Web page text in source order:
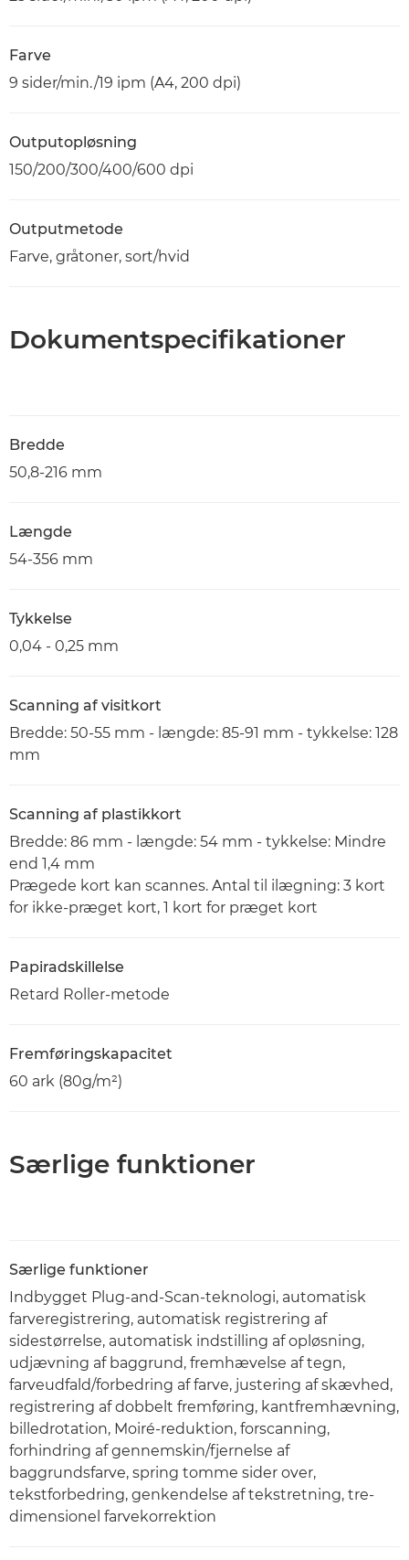
Farve
9 sider/min./19 ipm (A4, 200 dpi)
Outputopløsning
150/200/300/400/600 dpi
Outputmetode
Farve, gråtoner, sort/hvid
Dokumentspecifikationer
Bredde
50,8-216 mm
Længde
54-356 mm
Tykkelse
0,04 - 0,25 mm
Scanning af visitkort
Bredde: 50-55 mm - længde: 85-91 mm - tykkelse: 128
mm
Scanning af plastikkort
Bredde: 86 mm - længde: 54 mm - tykkelse: Mindre
end 1,4 mm​
Prægede kort kan scannes. Antal til ilægning: 3 kort
for ikke-præget kort, 1 kort for præget kort
Papiradskillelse
Retard Roller-metode
Fremføringskapacitet
60 ark (80g/m²)
Særlige funktioner
Særlige funktioner
Indbygget Plug-and-Scan-teknologi, automatisk
farveregistrering, automatisk registrering af
sidestørrelse, automatisk indstilling af opløsning,
udjævning af baggrund, fremhævelse af tegn,
farveudfald/forbedring af farve, justering af skævhed,
registrering af dobbelt fremføring, kantfremhævning,
billedrotation, Moiré-reduktion, forscanning,
forhindring af gennemskin/fjernelse af
baggrundsfarve, spring tomme sider over,
tekstforbedring, genkendelse af tekstretning, tre-
dimensionel farvekorrektion